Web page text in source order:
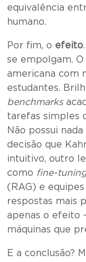
equivalência
humano.
Por fim, o efeito
se empolgam. O
americana com
estudantes.
benchmarks
tarefas simples
Não possui
decisão que
intuitivo, outro
como fine-
(RAG) e
respostas mais
apenas o efeito
máquinas que
E a conclusão?